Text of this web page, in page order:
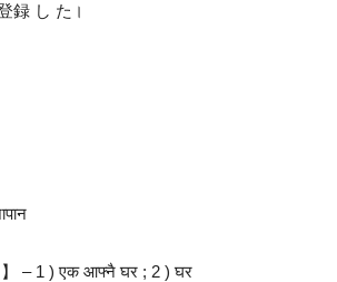
録 し た।
– 1 ) एक आफ्नै घर ; 2 ) घर